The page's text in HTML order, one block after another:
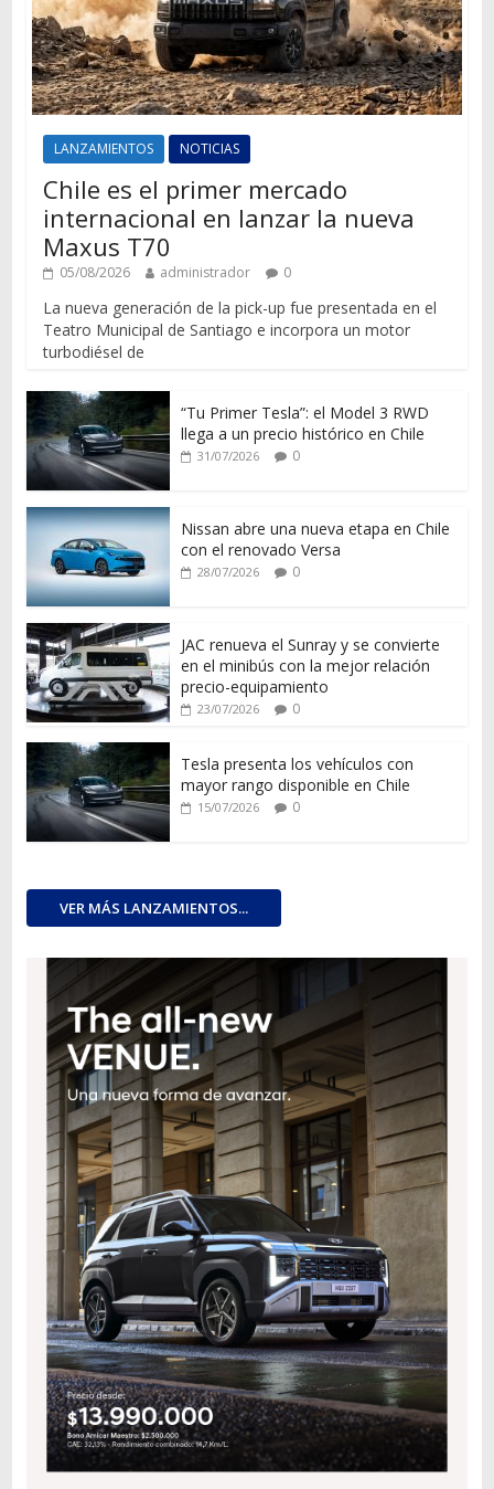
LANZAMIENTOS NOTICIAS
Chile es el primer mercado
internacional en lanzar la nueva
Maxus T70
05/08/2026 administrador 0
La nueva generación de la pick-up fue presentada en el
Teatro Municipal de Santiago e incorpora un motor
turbodiésel de
“Tu Primer Tesla”: el Model 3 RWD
llega a un precio histórico en Chile
31/07/2026 0
Nissan abre una nueva etapa en Chile
con el renovado Versa
28/07/2026 0
JAC renueva el Sunray y se convierte
en el minibús con la mejor relación
precio-equipamiento
23/07/2026 0
Tesla presenta los vehículos con
mayor rango disponible en Chile
15/07/2026 0
VER MÁS LANZAMIENTOS...